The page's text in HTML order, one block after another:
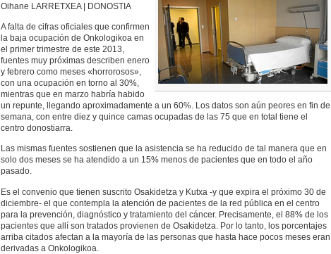
Oihane LARRETXEA | DONOSTIA
A falta de cifras oficiales que confirmen
la baja ocupación de Onkologikoa en
el primer trimestre de este 2013,
fuentes muy próximas describen enero
y febrero como meses «horrorosos»,
con una ocupación en torno al 30%,
mientras que en marzo habría habido
un repunte, llegando aproximadamente a un 60%. Los datos son aún peores en fin de
semana, con entre diez y quince camas ocupadas de las 75 que en total tiene el
centro donostiarra.
Las mismas fuentes sostienen que la asistencia se ha reducido de tal manera que en
solo dos meses se ha atendido a un 15% menos de pacientes que en todo el año
pasado.
Es el convenio que tienen suscrito Osakidetza y Kutxa -y que expira el próximo 30 de
diciembre- el que contempla la atención de pacientes de la red pública en el centro
para la prevención, diagnóstico y tratamiento del cáncer. Precisamente, el 88% de los
pacientes que allí son tratados provienen de Osakidetza. Por lo tanto, los porcentajes
arriba citados afectan a la mayoría de las personas que hasta hace pocos meses eran
derivadas a Onkologikoa.